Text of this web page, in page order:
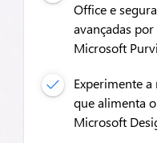
Office e
avançadas
Microsoft
Experimente
que alimenta
Microsoft